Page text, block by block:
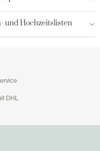
und Hochzeitslisten
DHL